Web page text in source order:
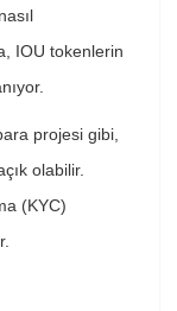
IOU tokenlerin
projesi gibi,
olabilir.
(KYC)